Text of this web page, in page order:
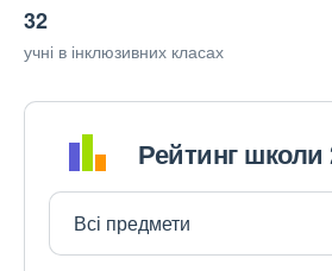
32
учні в інклюзивних класах
Рейтинг школи